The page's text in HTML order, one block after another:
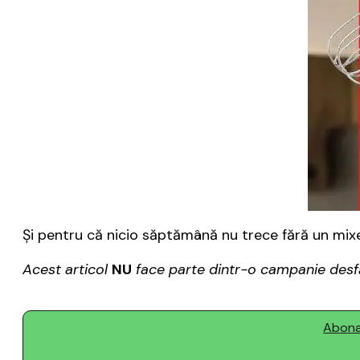
Şi pentru că nicio săptămână nu trece fără un
Acest articol NU face parte dintr-o campanie